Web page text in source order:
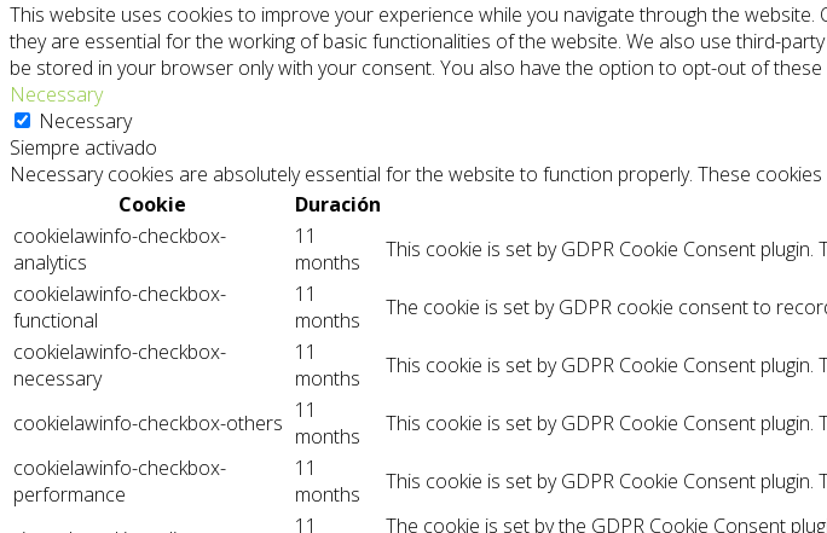
This website uses cookies to improve your experience while you navigate through the
they are essential for the working of basic functionalities of the website. We also use third-
be stored in your browser only with your consent. You also have the option to opt-out of
Necessary
Necessary
Siempre activado
Necessary cookies are absolutely essential for the website to function properly. These
Cookie
Duración
cookielawinfo-checkbox-
analytics
11
months
This cookie is set by GDPR Cookie Consent
cookielawinfo-checkbox-
functional
11
months
The cookie is set by GDPR cookie consent to
cookielawinfo-checkbox-
necessary
11
months
This cookie is set by GDPR Cookie Consent
cookielawinfo-checkbox-others 11
months
This cookie is set by GDPR Cookie Consent
cookielawinfo-checkbox-
performance
11
months
This cookie is set by GDPR Cookie Consent
11 The cookie is set by the GDPR Cookie Consent